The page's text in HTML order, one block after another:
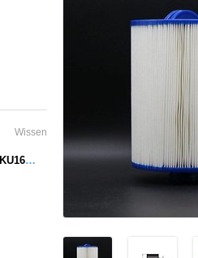
Wissen
Wellis Spa Filter AKU1609 / AKU3000